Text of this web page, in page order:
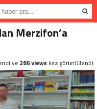
Merzifon’a
ve 286 views kez görüntülendi.